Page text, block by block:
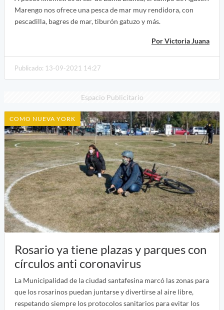
Marengo nos ofrece una pesca de mar muy rendidora, con
pescadilla, bagres de mar, tiburón gatuzo y más.
Por Victoria Juana
Publicado: 13-09-2021 14:27
Espacio Publicitario
COMO NUEVA YORK
Rosario ya tiene plazas y parques con
círculos anti coronavirus
La Municipalidad de la ciudad santafesina marcó las zonas para
que los rosarinos puedan juntarse y divertirse al aire libre,
respetando siempre los protocolos sanitarios para evitar los